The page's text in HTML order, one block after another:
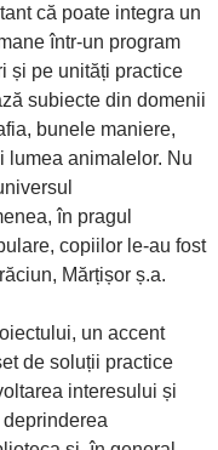
că poate integra un
într-un program
și pe unități practice
subiecte din domenii
bunele maniere,
lumea animalelor. Nu
în pragul
copiilor le-au fost
Mărțișor ș.a.
un accent
de soluții practice
interesului și